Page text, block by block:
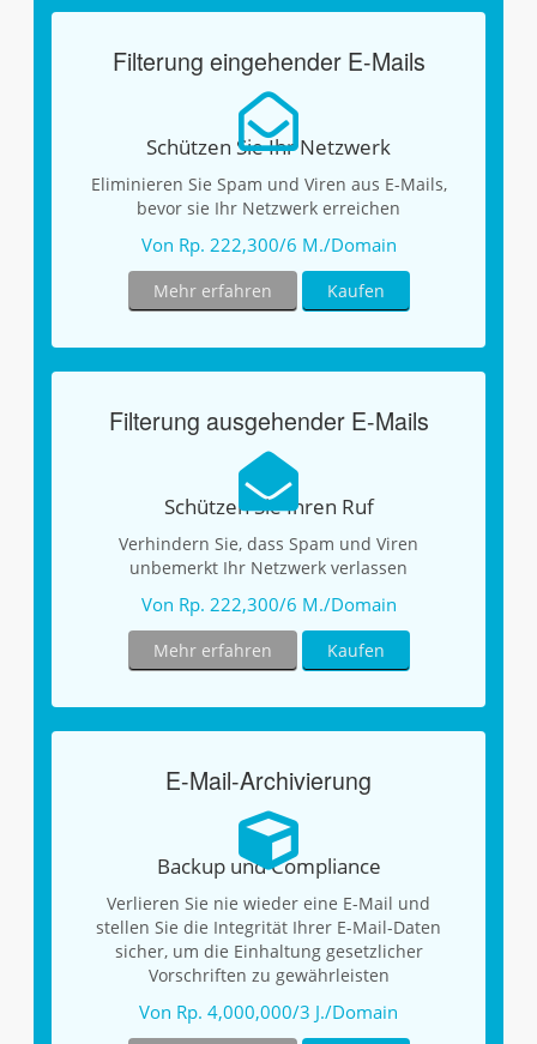
Filterung eingehender E-Mails
Schützen Sie Ihr Netzwerk
Eliminieren Sie Spam und Viren aus E-Mails,
bevor sie Ihr Netzwerk erreichen
Von Rp. 222,300/6 M./Domain
Mehr erfahren Kaufen
Filterung ausgehender E-Mails
Schützen Sie Ihren Ruf
Verhindern Sie, dass Spam und Viren
unbemerkt Ihr Netzwerk verlassen
Von Rp. 222,300/6 M./Domain
Mehr erfahren Kaufen
E-Mail-Archivierung
Backup und Compliance
Verlieren Sie nie wieder eine E-Mail und
stellen Sie die Integrität Ihrer E-Mail-Daten
sicher, um die Einhaltung gesetzlicher
Vorschriften zu gewährleisten
Von Rp. 4,000,000/3 J./Domain